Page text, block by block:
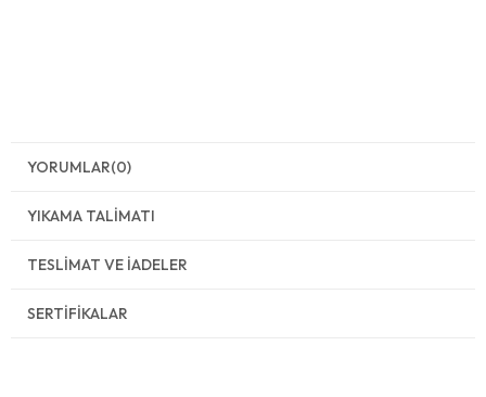
YORUMLAR(0)
YIKAMA TALIMATI
TESLIMAT VE İADELER
SERTIFIKALAR